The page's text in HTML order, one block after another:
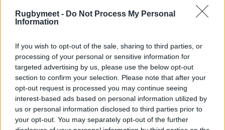
Rugbymeet - Do Not Process My Personal
Information
If you wish to opt-out of the sale, sharing to third parties, or
processing of your personal or sensitive information for
targeted advertising by us, please use the below opt-out
section to confirm your selection. Please note that after your
opt-out request is processed you may continue seeing
interest-based ads based on personal information utilized by
us or personal information disclosed to third parties prior to
your opt-out. You may separately opt-out of the further
Classifica: Leinster 49 punti, Bulls 45, Glasgow
Ulster 34, Lions 34, Connacht 33, Benetton 33,
Ospreys 30, Cardiff 23, Scarlets 16, Sharks 14,
Zebre 14, Dragons 11.
Le altre partite.
Venerdì:Leinster-Bulls
Sabato: Sharks-Edimburgh, Ospreys-Lions,